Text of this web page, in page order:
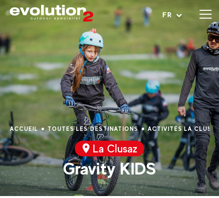
FR
Ouvrir le menu
ACCUEIL TOUTES LES DESTINATIONS ACTIVITÉS LA
La Clusaz
Gravity KIDS